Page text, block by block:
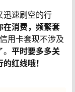
迅速刷空的行
在消费，频繁套
用卡套现不涉及
平时要多多关
红线哦！